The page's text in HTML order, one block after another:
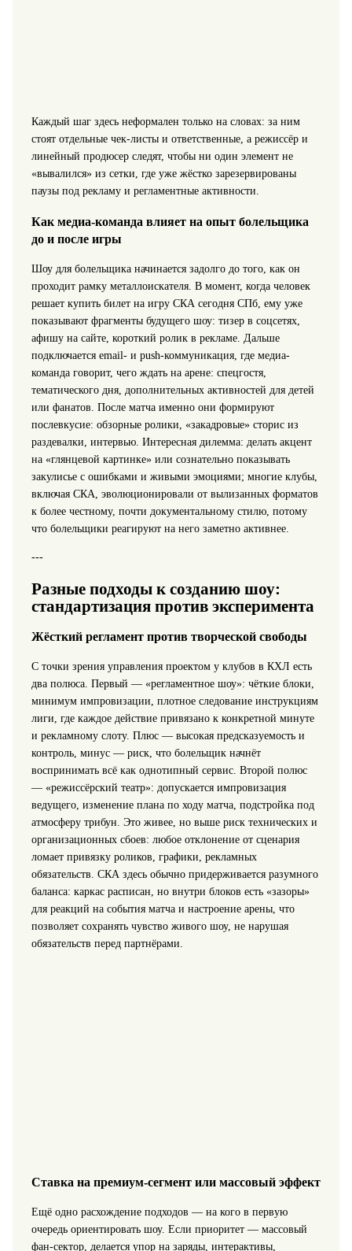
Каждый шаг здесь неформален только на словах: за ним
стоят отдельные чек‑листы и ответственные, а режиссёр и
линейный продюсер следят, чтобы ни один элемент не
«вывалился» из сетки, где уже жёстко зарезервированы
паузы под рекламу и регламентные активности.
Как медиа-команда влияет на опыт болельщика
до и после игры
Шоу для болельщика начинается задолго до того, как он
проходит рамку металлоискателя. В момент, когда человек
решает купить билет на игру СКА сегодня СПб, ему уже
показывают фрагменты будущего шоу: тизер в соцсетях,
афишу на сайте, короткий ролик в рекламе. Дальше
подключается email‑ и push‑коммуникация, где медиа-
команда говорит, чего ждать на арене: спецгостя,
тематического дня, дополнительных активностей для детей
или фанатов. После матча именно они формируют
послевкусие: обзорные ролики, «закадровые» сторис из
раздевалки, интервью. Интересная дилемма: делать акцент
на «глянцевой картинке» или сознательно показывать
закулисье с ошибками и живыми эмоциями; многие клубы,
включая СКА, эволюционировали от вылизанных форматов
к более честному, почти документальному стилю, потому
что болельщики реагируют на него заметно активнее.
---
Разные подходы к созданию шоу:
стандартизация против эксперимента
Жёсткий регламент против творческой свободы
С точки зрения управления проектом у клубов в КХЛ есть
два полюса. Первый — «регламентное шоу»: чёткие блоки,
минимум импровизации, плотное следование инструкциям
лиги, где каждое действие привязано к конкретной минуте
и рекламному слоту. Плюс — высокая предсказуемость и
контроль, минус — риск, что болельщик начнёт
воспринимать всё как однотипный сервис. Второй полюс
— «режиссёрский театр»: допускается импровизация
ведущего, изменение плана по ходу матча, подстройка под
атмосферу трибун. Это живее, но выше риск технических и
организационных сбоев: любое отклонение от сценария
ломает привязку роликов, графики, рекламных
обязательств. СКА здесь обычно придерживается разумного
баланса: каркас расписан, но внутри блоков есть «зазоры»
для реакций на события матча и настроение арены, что
позволяет сохранять чувство живого шоу, не нарушая
обязательств перед партнёрами.
Ставка на премиум‑сегмент или массовый эффект
Ещё одно расхождение подходов — на кого в первую
очередь ориентировать шоу. Если приоритет — массовый
фан‑сектор, делается упор на заряды, интерактивы,